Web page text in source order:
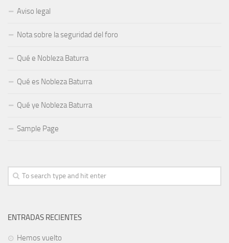
Aviso legal
Nota sobre la seguridad del foro
Qué e Nobleza Baturra
Qué es Nobleza Baturra
Qué ye Nobleza Baturra
Sample Page
ENTRADAS RECIENTES
Hemos vuelto